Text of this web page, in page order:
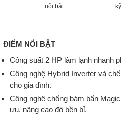
nổi bật
ĐIỂM NỔI BẬT
Công suất 2 HP làm lạnh nhanh
Công nghệ Hybrid Inverter và
cho gia đình.
Công nghệ chống bám bẩn
ưu, nâng cao độ bền bỉ.